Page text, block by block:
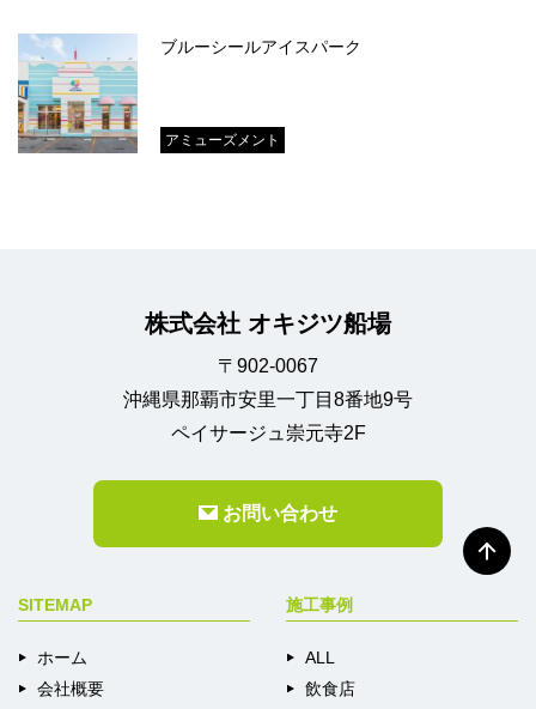
ブルーシールアイスパーク
アミューズメント
SITEMAP
ホーム
会社概要
施工事例
ALL
飲食店
株式会社 オキジツ船場
〒902-0067
沖縄県那覇市安里一丁目8番地9号
ペイサージュ崇元寺2F
お問い合わせ